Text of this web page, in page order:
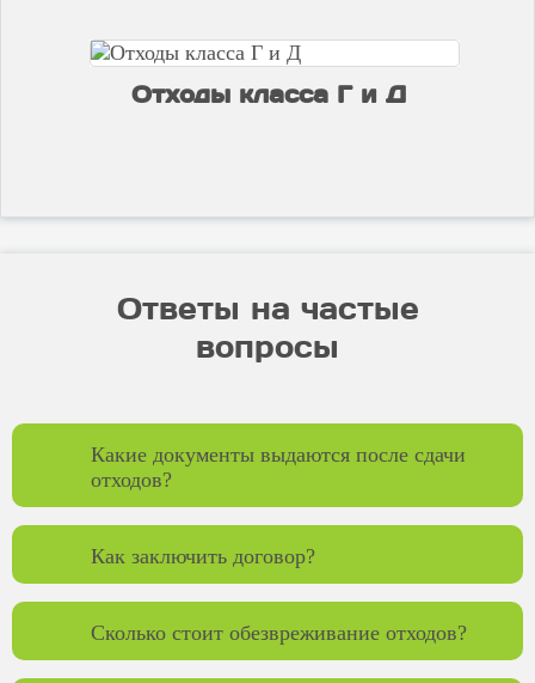
Отходы класса Г и Д
Ответы на частые
вопросы
Какие документы выдаются после сдачи
отходов?
Как заключить договор?
Сколько стоит обезвреживание отходов?